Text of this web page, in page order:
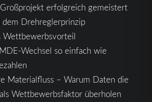
erfolgreich gemeistert
Drehreglerprinzip
Wettbewerbsvorteil
Wechsel so einfach wie
Materialfluss – Warum Daten die
Wettbewerbsfaktor überholen